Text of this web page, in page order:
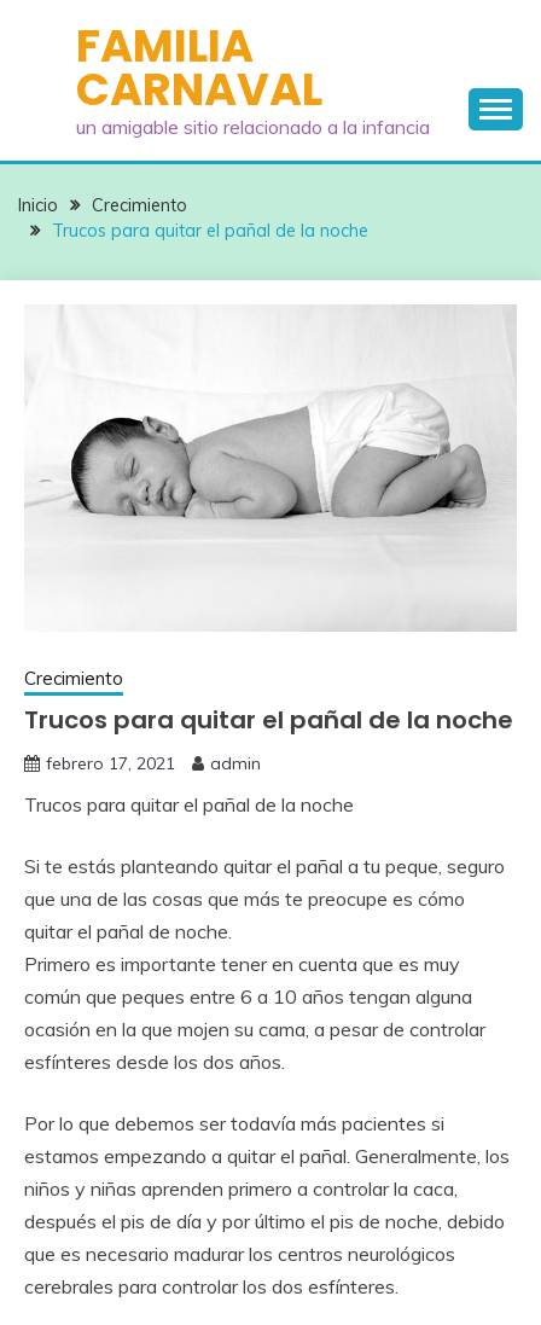
contenidoFAMILIA
CARNAVAL
un amigable sitio relacionado a la infancia
Inicio
Crecimiento
Trucos para quitar el pañal de la noche
Crecimiento
Trucos para quitar el pañal de la noche
febrero 17, 2021 admin
Trucos para quitar el pañal de la noche
Si te estás planteando quitar el pañal a tu peque, seguro
que una de las cosas que más te preocupe es cómo
quitar el pañal de noche.
Primero es importante tener en cuenta que es muy
común que peques entre 6 a 10 años tengan alguna
ocasión en la que mojen su cama, a pesar de controlar
esfínteres desde los dos años.
Por lo que debemos ser todavía más pacientes si
estamos empezando a quitar el pañal. Generalmente, los
niños y niñas aprenden primero a controlar la caca,
después el pis de día y por último el pis de noche, debido
que es necesario madurar los centros neurológicos
cerebrales para controlar los dos esfínteres.